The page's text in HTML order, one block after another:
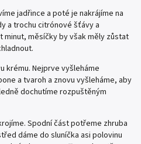
jadřince a poté je nakrájíme na
a trochu citrónové šťávy a
minut, měsíčky by však měly zůstat
krému. Nejprve vyšleháme
a tvaroh a znovu vyšleháme, aby
dochutíme rozpuštěným
Spodní část potřeme zhruba
dáme do sluníčka asi polovinu